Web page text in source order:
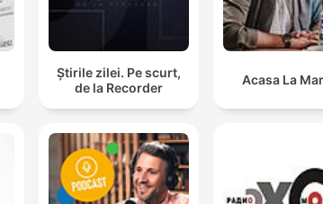
Știrile zilei. Pe scurt,
de la Recorder
Acasa La